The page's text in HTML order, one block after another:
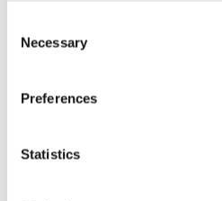
Selection
Necessary
Preferences
Statistics
T-shirt grå xl med